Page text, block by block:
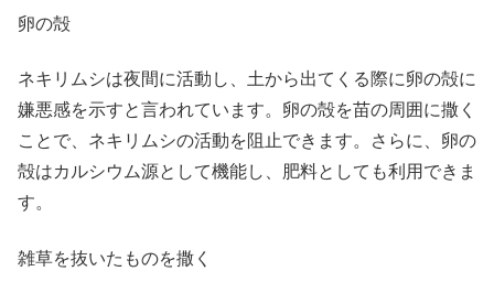
卵の殻
ネキリムシは夜間に活動し、土から出てくる際に卵の殻に
嫌悪感を示すと言われています。卵の殻を苗の周囲に撒く
ことで、ネキリムシの活動を阻止できます。さらに、卵の
殻はカルシウム源として機能し、肥料としても利用できま
す。
雑草を抜いたものを撒く